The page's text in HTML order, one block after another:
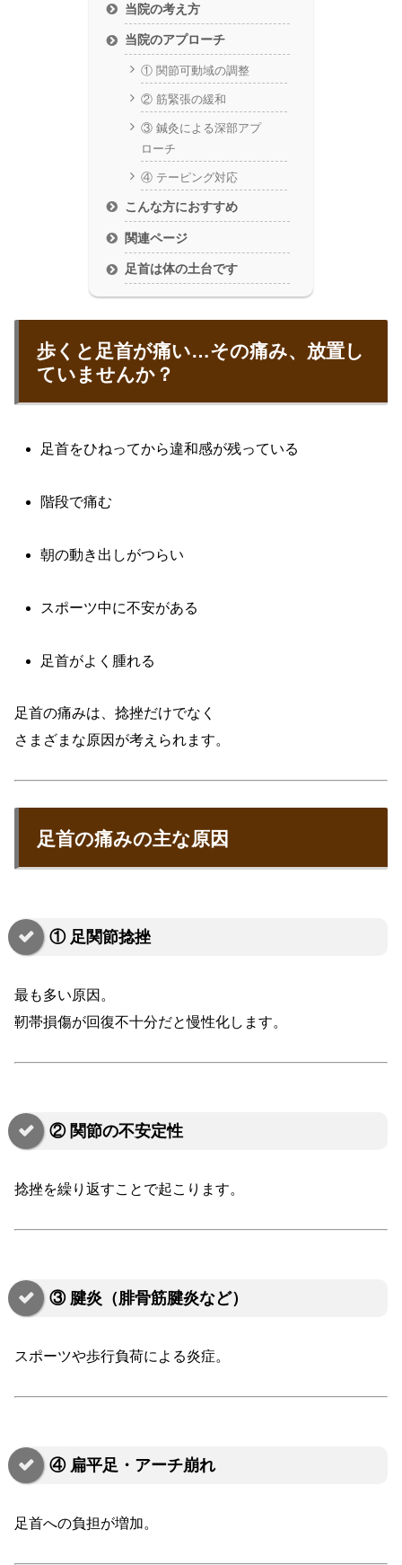
当院の考え方
当院のアプローチ
① 関節可動域の調整
② 筋緊張の緩和
③ 鍼灸による深部アプ
ローチ
④ テーピング対応
こんな方におすすめ
関連ページ
足首は体の土台です
歩くと足首が痛い…その痛み、放置し
ていませんか？
足首をひねってから違和感が残っている
階段で痛む
朝の動き出しがつらい
スポーツ中に不安がある
足首がよく腫れる
足首の痛みは、捻挫だけでなく
さまざまな原因が考えられます。
足首の痛みの主な原因
① 足関節捻挫
最も多い原因。
靭帯損傷が回復不十分だと慢性化します。
② 関節の不安定性
捻挫を繰り返すことで起こります。
③ 腱炎（腓骨筋腱炎など）
スポーツや歩行負荷による炎症。
④ 扁平足・アーチ崩れ
足首への負担が増加。